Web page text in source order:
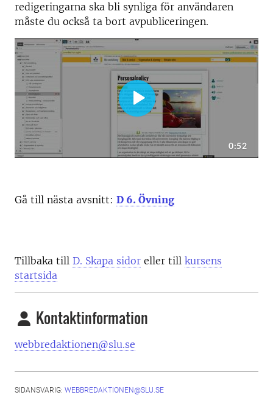
redigeringarna ska bli synliga för användaren
måste du också ta bort avpubliceringen.
Gå till nästa avsnitt: D 6. Övning
Tillbaka till D. Skapa sidor eller till kursens
startsida
Kontaktinformation
webbredaktionen@slu.se
SIDANSVARIG: WEBBREDAKTIONEN@SLU.SE